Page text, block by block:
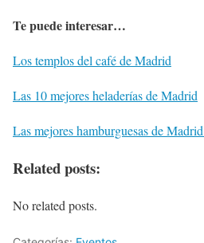
Te puede interesar…
Los templos del café de Madrid
Las 10 mejores heladerías de Madrid
Las mejores hamburguesas de Madrid
Related posts:
No related posts.